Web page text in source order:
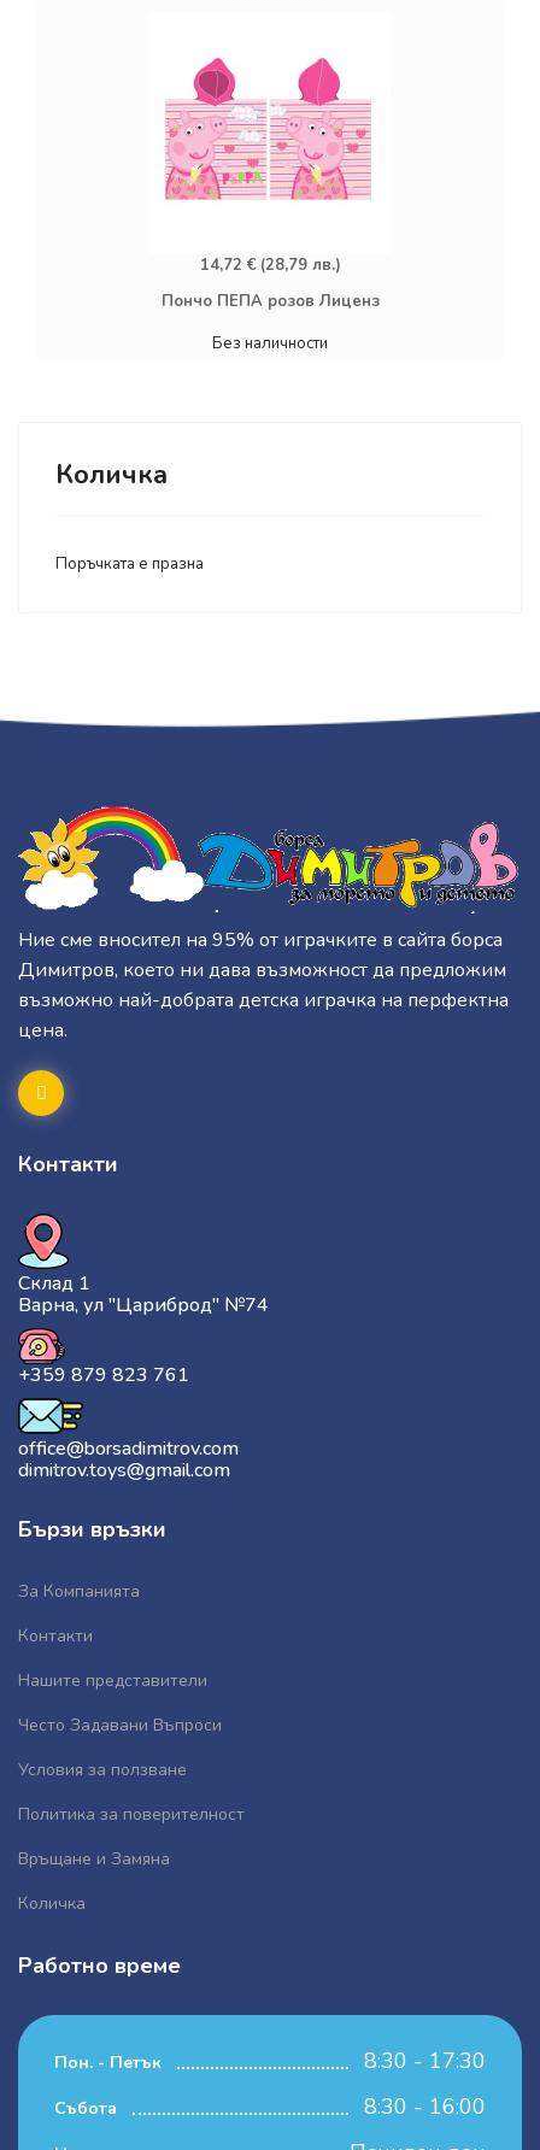
14,72 € (28,79 лв.)
Пончо ПЕПА розов Лиценз
Без наличности
Количка
Поръчката е празна
Ние сме вносител на 95% от играчките в сайта борса
Димитров, което ни дава възможност да предложим
възможно най-добрата детска играчка на перфектна
цена.
Контакти
Склад 1
Варна, ул "Цариброд" №74
+359 879 823 761
office@borsadimitrov.com
dimitrov.toys@gmail.com
Бързи връзки
За Компанията
Контакти
Нашите представители
Често Задавани Въпроси
Условия за ползване
Политика за поверителност
Връщане и Замяна
Количка
Работно време
Пон. - Петък 8:30 - 17:30
Събота 8:30 - 16:00